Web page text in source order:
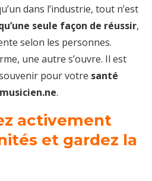
dans l’industrie, tout n’est
seule façon de réussir,
selon les personnes.
une autre s’ouvre. Il est
pour votre santé
.
activement
et gardez la